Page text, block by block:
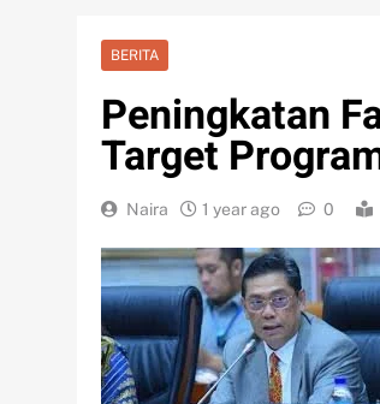
BERITA
Peningkatan
Target
Naira 1 year ago 0